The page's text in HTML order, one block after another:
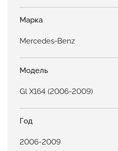
Марка
Mercedes-Benz
Модель
Gl X164 (2006-2009)
Год
2006-2009